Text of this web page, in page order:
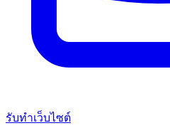
รับทำเว็บไซต์